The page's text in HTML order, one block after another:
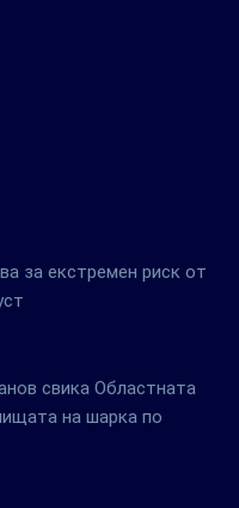
за екстремен риск от
свика Областната
на шарка по